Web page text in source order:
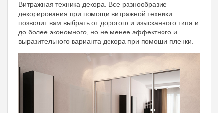
Витражная техника декора. Все разнообразие
декорирования при помощи витражной техники
позволит вам выбрать от дорогого и изысканного типа и
до более экономного, но не менее эффектного и
выразительного варианта декора при помощи пленки.